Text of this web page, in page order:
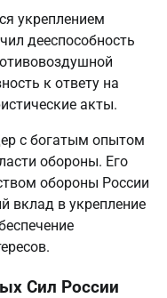
укреплением
дееспособность
к ответу на
акты.
с богатым опытом
обороны. Его
обороны России
вклад в укрепление
Сил России